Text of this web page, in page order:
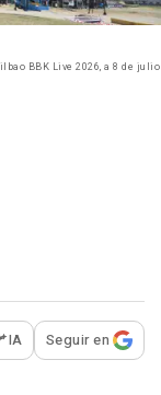
BBK Live 2026, a 8 de julio
para
IA Seguir en